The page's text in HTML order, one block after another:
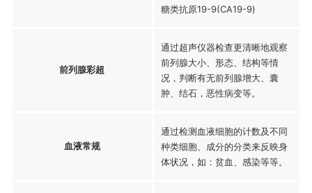
糖类抗原19-9(CA19-9)
前列腺彩超
通过超声仪器检查更清晰地观察
前列腺大小、形态、结构等情
况，判断有无前列腺增大、囊
肿、结石，恶性病变等。
血液常规
通过检测血液细胞的计数及不同
种类细胞、成分的分类来反映身
体状况，如：贫血、感染等等。